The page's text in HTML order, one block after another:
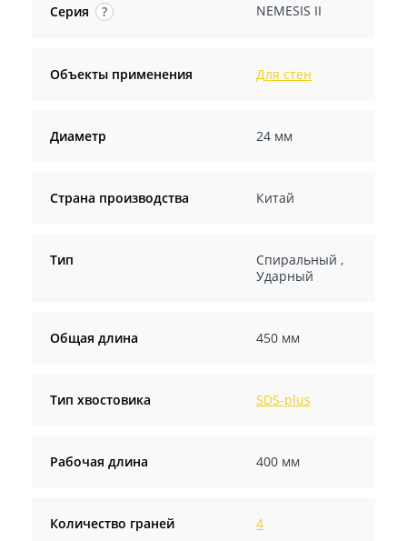
Серия ? NEMESIS II
Объекты применения Для стен
Диаметр 24 мм
Страна производства Китай
Тип Спиральный ,
Ударный
Общая длина 450 мм
Тип хвостовика SDS-plus
Рабочая длина 400 мм
Количество граней 4